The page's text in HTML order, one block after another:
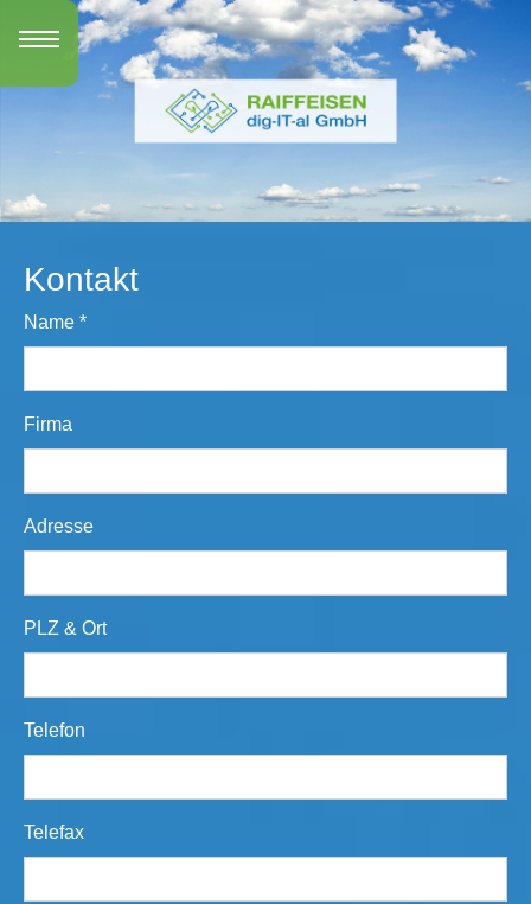
Zum Hauptinhalt springen
Kontakt
Name *
Firma
Adresse
PLZ & Ort
Telefon
Telefax